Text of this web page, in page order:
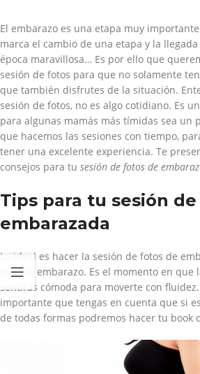
El embarazo es una etapa muy
marca el cambio de una etapa y la
época maravillosa… Es por ello que
sesión de fotos para que no solamente
que también disfrutes de la situación.
sesión de fotos, no es algo cotidiano. Es
para algunas mamás más tímidas sea un
que hacemos las sesiones con tiempo,
tener una excelente experiencia. Te
consejos para tu sesión de fotos de
Tips para tu sesión
embarazada
Lo ideal es hacer la sesión de fotos de
mes de embarazo. Es el momento en
sentirás cómoda para moverte con
importante que tengas en cuenta que si
de todas formas podremos hacer tu book